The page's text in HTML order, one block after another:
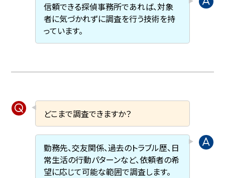
信頼できる探偵事務所であれば、対象
者に気づかれずに調査を行う技術を持
っています。
どこまで調査できますか？
勤務先、交友関係、過去のトラブル歴、日
常生活の行動パターンなど、依頼者の希
望に応じて可能な範囲で調査します。